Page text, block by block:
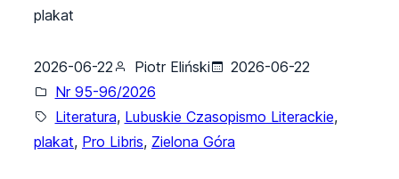
plakat
2026-06-22 Piotr Eliński
2026-06-22
Nr 95-96/2026
Literatura, Lubuskie Czasopismo Literackie,
plakat, Pro Libris, Zielona Góra